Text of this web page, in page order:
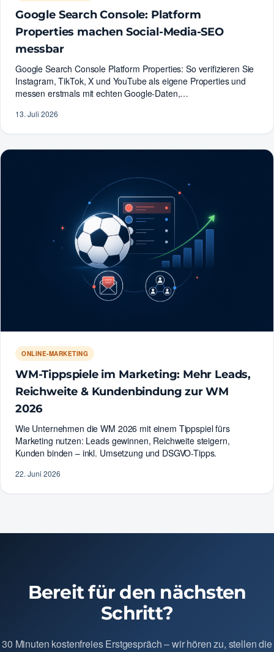
Google Search Console: Platform
Properties machen Social-Media-SEO
messbar
Google Search Console Platform Properties: So verifizieren Sie
Instagram, TikTok, X und YouTube als eigene Properties und
messen erstmals mit echten Google-Daten,…
13. Juli 2026
ONLINE-MARKETING
WM-Tippspiele im Marketing: Mehr Leads,
Reichweite & Kundenbindung zur WM
2026
Wie Unternehmen die WM 2026 mit einem Tippspiel fürs
Marketing nutzen: Leads gewinnen, Reichweite steigern,
Kunden binden – inkl. Umsetzung und DSGVO-Tipps.
22. Juni 2026
Bereit für den nächsten
Schritt?
30 Minuten kostenfreies Erstgespräch – wir hören zu, stellen die